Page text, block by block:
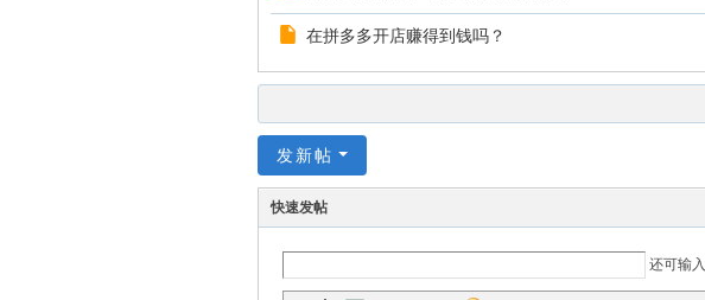
在拼多多开店赚得到钱吗？
发新帖
快速发帖
还可输入